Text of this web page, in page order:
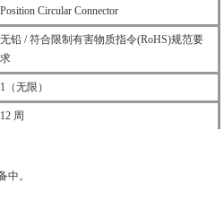
Position Circular Connector
无铅 / 符合限制有害物质指令(RoHS)规范要
求
1（无限）
12 周
中。